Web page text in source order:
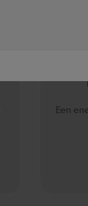
Een